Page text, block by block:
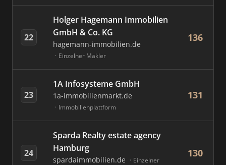
22
Holger Hagemann Immobilien
GmbH & Co. KG
hagemann-immobilien.de
Einzelner Makler
136
23
1A Infosysteme GmbH
1a-immobilienmarkt.de
Immobilienplattform
131
24
Sparda Realty estate agency
Hamburg
spardaimmobilien.de
Einzelner
130